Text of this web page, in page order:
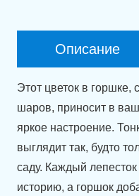
Описание
Этот цветок в
шаров, приносит в
яркое настроение.
выглядит так, будто
саду. Каждый
историю, а горшок